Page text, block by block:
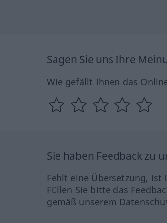
Sagen Sie uns Ihre
Wie gefällt Ihnen das
Sie haben Feedback zu
Fehlt eine Übersetzung, ist
Füllen Sie bitte das
gemäß unserem